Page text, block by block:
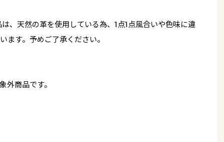
、天然の革を使用している為、1点1点風合いや色味に違
ます。予めご了承ください。
外商品です。